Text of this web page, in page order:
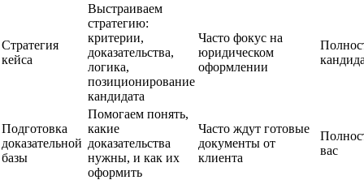
Стратегия
кейса
Выстраиваем
стратегию:
критерии,
доказательства,
логика,
позиционирование
кандидата
Часто фокус на
юридическом
оформлении
Подготовка
доказательной
базы
Помогаем понять,
какие
доказательства
нужны, и как их
оформить
Часто ждут готовые
документы от
клиента
вас